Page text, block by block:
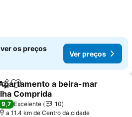
os preços
Ver preços
Adicionar aos favoritos
a beira-mar
Comprida
preços
9,7 Excelente
10
a 11.4 km de Centro da cidade